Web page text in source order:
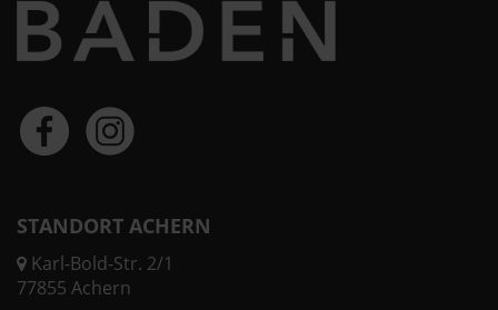
STANDORT ACHERN
Karl-Bold-Str. 2/1
77855 Achern